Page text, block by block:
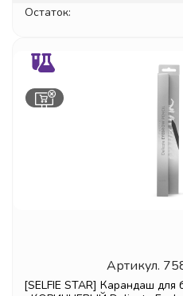
Остаток:
Артикул.
[SELFIE STAR] Карандаш